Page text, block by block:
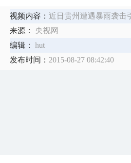
视频内容： 近日贵州遭遇暴雨袭击
来源：
央视网
编辑：
hut
发布时间： 2015-08-27 08:42:40